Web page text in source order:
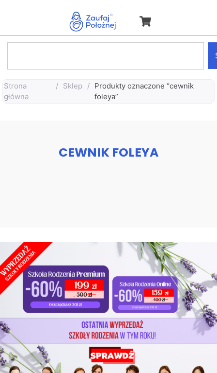
Strona
główna
/ Sklep / Produkty oznaczone “cewnik
foleya”
CEWNIK FOLEYA